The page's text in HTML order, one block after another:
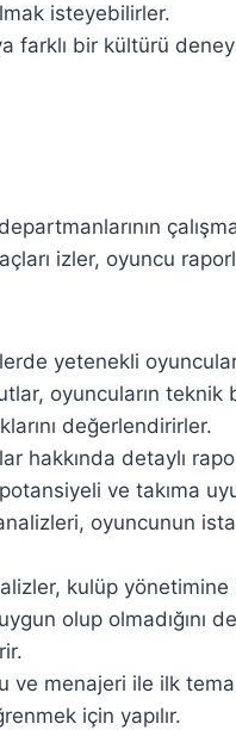
isteyebilirler.
farklı bir kültürü
izler, oyuncu
yetenekli
oyuncuların teknik
değerlendirirler.
hakkında detaylı
ve takıma
oyuncunun
kulüp yönetimine
olup olmadığını
menajeri ile ilk
için yapılır.